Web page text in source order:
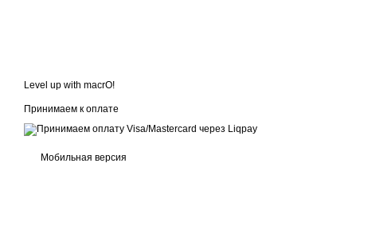
Level up with macrO!
Принимаем к оплате
Мобильная версия